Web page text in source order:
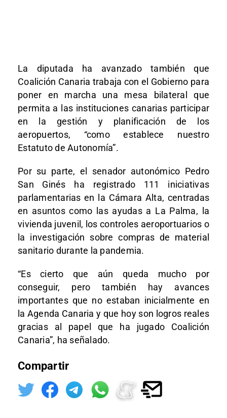
La diputada ha avanzado también que
Coalición Canaria trabaja con el Gobierno para
poner en marcha una mesa bilateral que
permita a las instituciones canarias participar
en la gestión y planificación de los
aeropuertos, “como establece nuestro
Estatuto de Autonomía”.
Por su parte, el senador autonómico Pedro
San Ginés ha registrado 111 iniciativas
parlamentarias en la Cámara Alta, centradas
en asuntos como las ayudas a La Palma, la
vivienda juvenil, los controles aeroportuarios o
la investigación sobre compras de material
sanitario durante la pandemia.
“Es cierto que aún queda mucho por
conseguir, pero también hay avances
importantes que no estaban inicialmente en
la Agenda Canaria y que hoy son logros reales
gracias al papel que ha jugado Coalición
Canaria”, ha señalado.
Compartir